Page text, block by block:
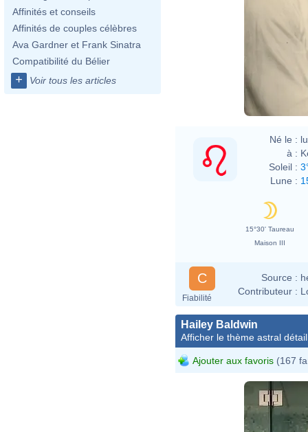
Affinités et conseils
Affinités de couples célèbres
Ava Gardner et Frank Sinatra
Compatibilité du Bélier
+ Voir tous les articles
Né le :
à :
Soleil :
Lune :
15°30' Taureau
Maison III
C
Fiabilité
Source :
Contributeur :
Hailey Baldwin
Afficher le thème astral
Ajouter aux favoris (167